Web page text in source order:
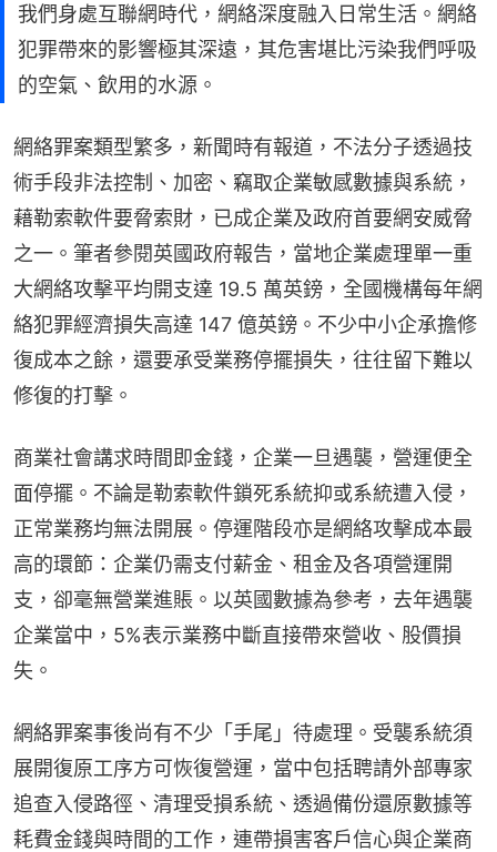
我們身處互聯網時代，網絡深度融入日常生活。網絡
犯罪帶來的影響極其深遠，其危害堪比污染我們呼吸
的空氣、飲用的水源。
網絡罪案類型繁多，新聞時有報道，不法分子透過技
術手段非法控制、加密、竊取企業敏感數據與系統，
藉勒索軟件要脅索財，已成企業及政府首要網安威脅
之一。筆者參閱英國政府報告，當地企業處理單一重
大網絡攻擊平均開支達 19.5 萬英鎊，全國機構每年網
絡犯罪經濟損失高達 147 億英鎊。不少中小企承擔修
復成本之餘，還要承受業務停擺損失，往往留下難以
修復的打擊。
商業社會講求時間即金錢，企業一旦遇襲，營運便全
面停擺。不論是勒索軟件鎖死系統抑或系統遭入侵，
正常業務均無法開展。停運階段亦是網絡攻擊成本最
高的環節：企業仍需支付薪金、租金及各項營運開
支，卻毫無營業進賬。以英國數據為參考，去年遇襲
企業當中，5%表示業務中斷直接帶來營收、股價損
失。
網絡罪案事後尚有不少「手尾」待處理。受襲系統須
展開復原工序方可恢復營運，當中包括聘請外部專家
追查入侵路徑、清理受損系統、透過備份還原數據等
耗費金錢與時間的工作，連帶損害客戶信心與企業商